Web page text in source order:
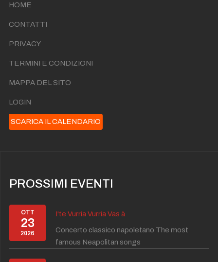
HOME
CONTATTI
PRIVACY
TERMINI E CONDIZIONI
MAPPA DEL SITO
LOGIN
SCARICA IL CALENDARIO
PROSSIMI EVENTI
OTT
23
2026
I'te Vurria Vurria Vas à
Concerto classico napoletano The most
famous Neapolitan songs